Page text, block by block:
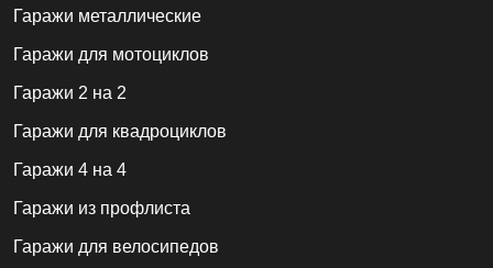
Гаражи металлические
Гаражи для мотоциклов
Гаражи 2 на 2
Гаражи для квадроциклов
Гаражи 4 на 4
Гаражи из профлиста
Гаражи для велосипедов